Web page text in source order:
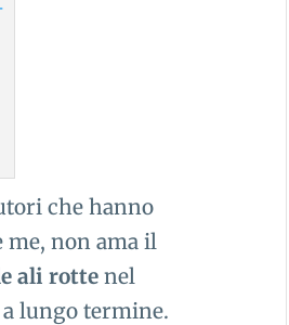
che hanno
me, non ama il
ali rotte nel
lungo termine.